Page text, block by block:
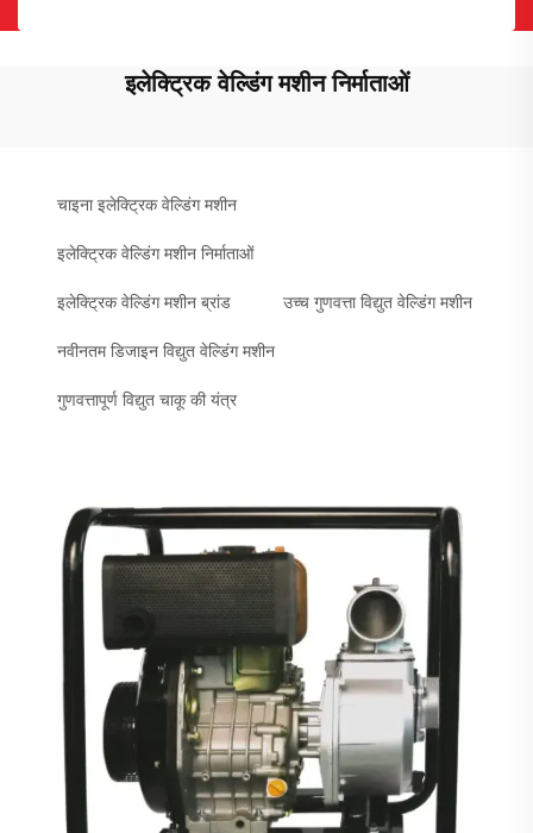
इलेक्ट्रिक वेल्डिंग मशीन निर्माताओं
चाइना इलेक्ट्रिक वेल्डिंग मशीन
इलेक्ट्रिक वेल्डिंग मशीन निर्माताओं
इलेक्ट्रिक वेल्डिंग मशीन ब्रांड उच्च गुणवत्ता विद्युत वेल्डिंग मशीन
नवीनतम डिजाइन विद्युत वेल्डिंग मशीन
गुणवत्तापूर्ण विद्युत चाकू की यंत्र